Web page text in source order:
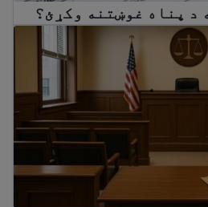
د پناه غوښتنه وکړئ؟
How to prepare for